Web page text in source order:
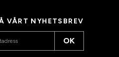
VÅRT NYHETSBREV
OK